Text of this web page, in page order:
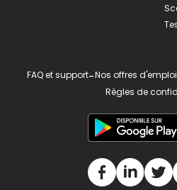
FAQ et support-Nos offres d'emploi
Règles de